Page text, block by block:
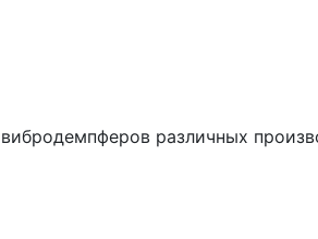
различных